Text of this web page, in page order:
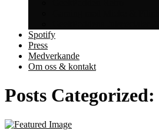
Spotify
Press
Medverkande
Om oss & kontakt
Posts Categorized: